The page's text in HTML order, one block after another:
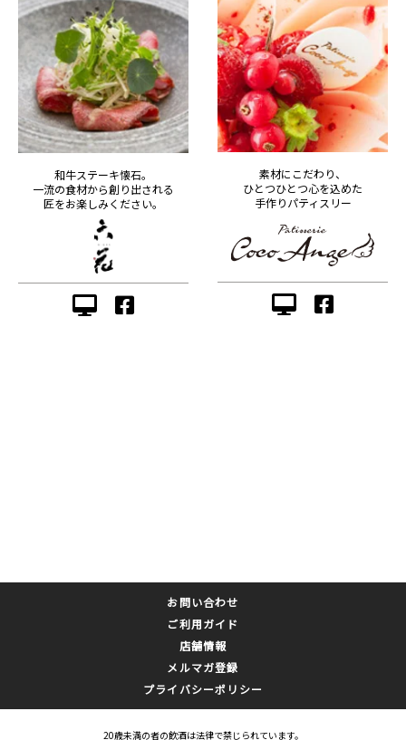
和牛ステーキ懐石。
一流の食材から創り出される
匠をお楽しみください。
素材にこだわり、
ひとつひとつ心を込めた
手作りパティスリー
お問い合わせ
ご利用ガイド
店舗情報
メルマガ登録
プライバシーポリシー
20歳未満の者の飲酒は法律で禁じられています。